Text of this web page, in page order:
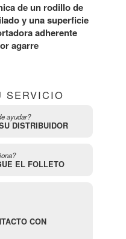
de un rodillo de
y una superficie
adherente
agarre
SERVICIO
ayudar?
DISTRIBUIDOR
EL FOLLETO
CON